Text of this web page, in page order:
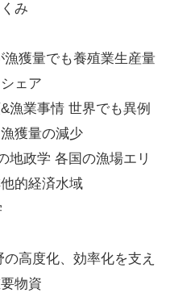
み
漁獲量でも養殖業生産量
ェア
漁業事情 世界でも異例
獲量の減少
地政学 各国の漁場エリ
的経済水域
高度化、効率化を支え
物資